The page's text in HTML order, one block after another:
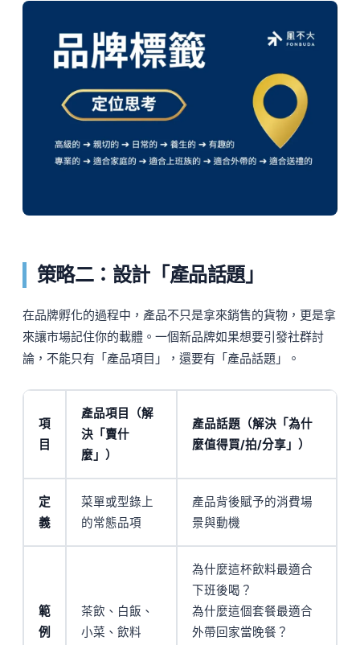
策略二：設計「產品話題」
在品牌孵化的過程中，產品不只是拿來銷售的貨物，更是拿
來讓市場記住你的載體。一個新品牌如果想要引發社群討
論，不能只有「產品項目」，還要有「產品話題」。
項
目
產品項目（解
決「賣什
麼」）
產品話題（解決「為什
麼值得買/拍/分享」）
定
義
菜單或型錄上
的常態品項
產品背後賦予的消費場
景與動機
範
例
茶飲、白飯、
小菜、飲料
為什麼這杯飲料最適合
下班後喝？
為什麼這個套餐最適合
外帶回家當晚餐？